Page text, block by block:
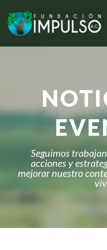
Seguimos
acciones y
mejorar nuestro